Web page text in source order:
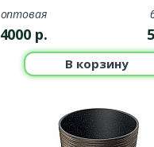
оптовая
4000 р.
В корзину